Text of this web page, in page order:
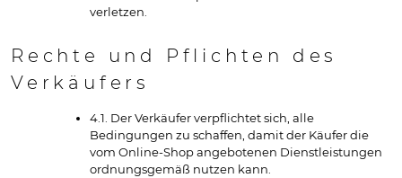
verletzen.
Rechte und Pflichten des
Verkäufers
4.1. Der Verkäufer verpflichtet sich, alle
Bedingungen zu schaffen, damit der Käufer die
vom Online-Shop angebotenen Dienstleistungen
ordnungsgemäß nutzen kann.